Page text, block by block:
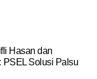
Hasan dan
PSEL Solusi Palsu